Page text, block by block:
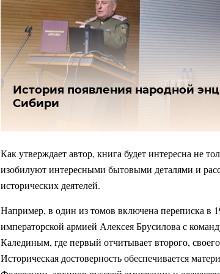
История появления народной
Сибири
Как утверждает автор, книга будет интересна не
изобилуют интересными бытовыми деталями и
исторических деятелей.
Например, в один из томов включена переписка в
императорской армией Алексея Брусилова с
Калединым, где первый отчитывает второго,
Историческая достоверность обеспечивается